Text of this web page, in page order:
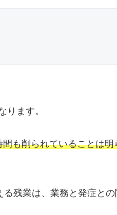
ります。
も削られていることは明
る残業は、業務と発症と